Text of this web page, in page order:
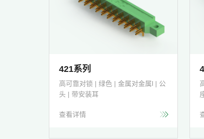
421系列
高可靠对锁 | 绿色 | 金属对金属l | 公
头 | 带安装耳
查看详情